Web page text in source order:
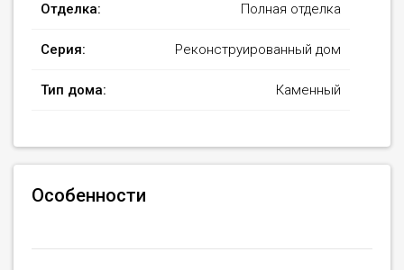
Отделка: Полная отделка
Серия: Реконструированный дом
Тип дома: Каменный
Особенности